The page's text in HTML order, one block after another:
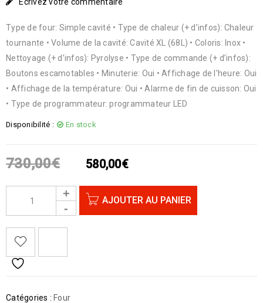
Type de four: Simple cavité • Type de chaleur (+ d’infos): Chaleur
tournante • Volume de la cavité: Cavité XL (68L) • Coloris: Inox •
Nettoyage (+ d’infos): Pyrolyse • Type de commande (+ d’infos):
Boutons escamotables • Minuterie: Oui • Affichage de l’heure: Oui
• Affichage de la température: Oui • Alarme de fin de cuisson: Oui
• Type de programmateur: programmateur LED
Disponibilité : En stock
730,00€ 580,00€
AJOUTER AU PANIER
Catégories : Four